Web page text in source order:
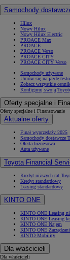
Samochody
Hilux
Nowy Hilux
Nowy Hilux Electric
PROACE Max
PROACE
PROACE Verso
PROACE CITY
PROACE CITY Verso
Samochody używane
Umów się na jazdę
Zobacz wszystkie
Konfiguruj swoją
Oferty specjalne i
Oferty specjalne i Finansowanie
Aktualne oferty
Finał wyprzedaży 2025
Samochody dostawcze
Oferta biznesowa
Auta używane
Toyota Financial
Kredyt niższych rat
Kredyt standardowy
Leasing standardowy
KINTO ONE
KINTO ONE Leasing
KINTO ONE Leasing
KINTO ONE Najem
KINTO ONE
KINTO Mobility
Dla właścicieli
Dla właścicieli